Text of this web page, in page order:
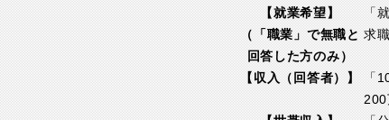
【就業希望】
（「職業」で無職と
回答した方のみ）
「
求
【収入（回答者）】
「